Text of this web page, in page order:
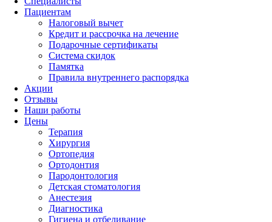
Пациентам
Налоговый вычет
Кредит и рассрочка на лечение
Подарочные сертификаты
Система скидок
Памятка
Правила внутреннего распорядка
Акции
Отзывы
Наши работы
Цены
Терапия
Хирургия
Ортопедия
Ортодонтия
Пародонтология
Детская стоматология
Анестезия
Диагностика
Гигиена и отбеливание